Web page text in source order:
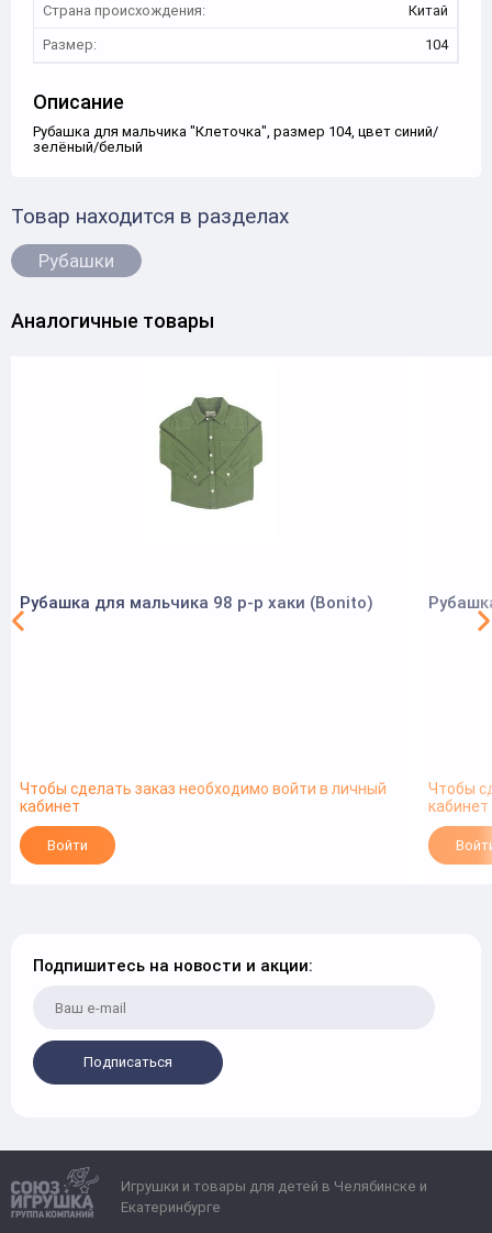
Страна происхождения:
Китай
Размер:
104
Описание
Рубашка для мальчика "Клеточка", размер 104, цвет синий/
зелёный/белый
Товар находится в разделах
Рубашки
Аналогичные товары
Рубашка для мальчика 98 р-р хаки (Bonito)
Чтобы сделать заказ необходимо войти в личный
кабинет
Войти
Чтобы
кабинет
Подпишитесь на новости и акции:
Подписаться
Игрушки и товары для детей в Челябинске и
Екатеринбурге